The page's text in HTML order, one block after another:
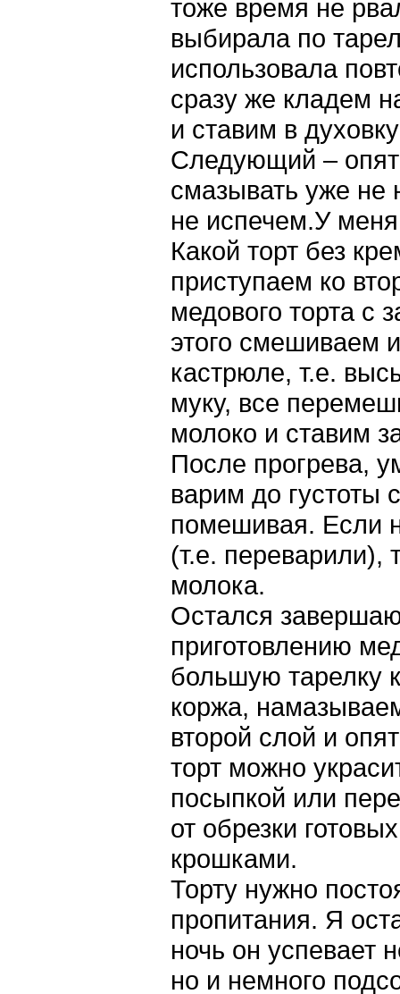
тоже время не
выбирала по
использовала
сразу же кладем
и ставим в
Следующий –
смазывать уже не
не испечем.У
Какой торт без
приступаем ко
медового торта с
этого смешиваем
кастрюле, т.е.
муку, все
молоко и ставим
После прогрева,
варим до густоты
помешивая. Если
(т.е. переварили),
молока.
Остался
приготовлению
большую тарелку
коржа,
второй слой и
торт можно
посыпкой или
от обрезки
крошками.
Торту нужно
пропитания. Я
ночь он успевает
но и немного